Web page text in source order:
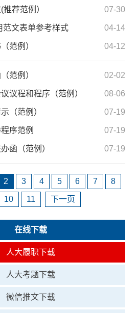
荐范例） 07-30
范文表单参考样式 04-14
范例） 04-12
范例） 02-02
议程和程序（范例） 08-06
（范例） 07-19
序范例 07-19
函（范例） 07-19
2 3 4 5 6 7 8
10 11 下一页
在线下载
人大履职下载
人大考题下载
微信推文下载